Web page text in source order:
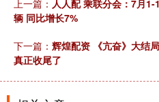
上一篇： 人人配 乘联分会：7月
辆 同比增长7%
下一篇： 辉煌配资 《亢奋》大结
真正收尾了